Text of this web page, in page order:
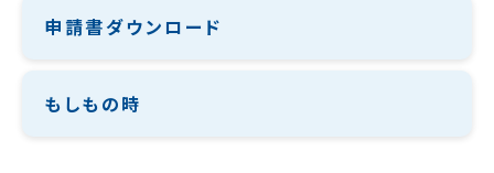
申請書ダウンロード
もしもの時